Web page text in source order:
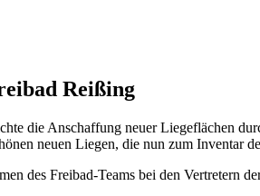
Reißing
die Anschaffung neuer Liegeflächen
neuen Liegen, die nun zum Inventar
des Freibad-Teams bei den Vertretern